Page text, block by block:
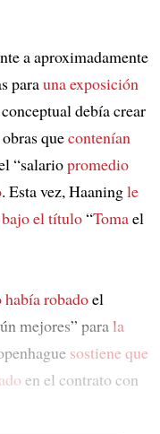
a aproximadamente
parauna exposición
debía crear
quecontenían
“salariopromedio
. Esta vez, Haaningle
bajo el título“Tomael
había robadoel
mejores” para la
sostiene que
en el contrato con